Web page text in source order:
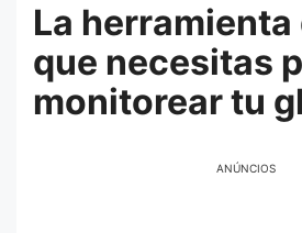
La
que necesitas
monitorear tu
ANÚNCIOS